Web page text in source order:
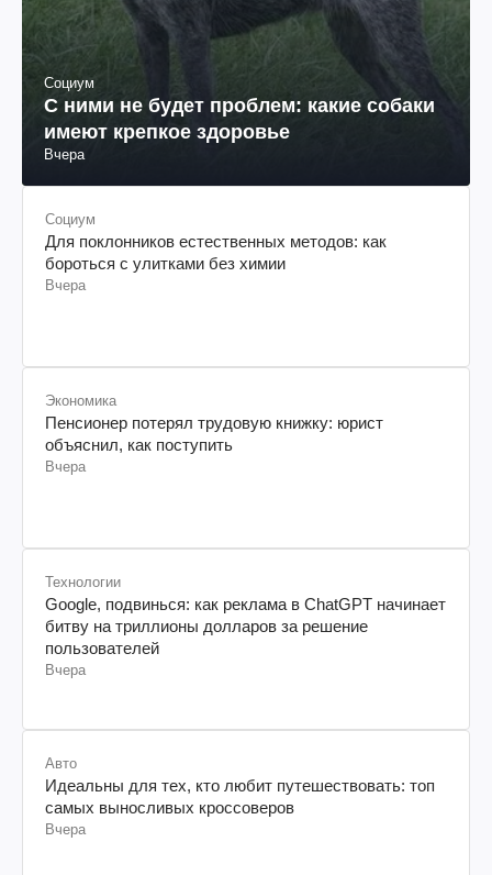
Социум
С ними не будет проблем: какие собаки
имеют крепкое здоровье
Вчера
Социум
Для поклонников естественных методов: как
бороться с улитками без химии
Вчера
Экономика
Пенсионер потерял трудовую книжку: юрист
объяснил, как поступить
Вчера
Технологии
Google, подвинься: как реклама в ChatGPT начинает
битву на триллионы долларов за решение
пользователей
Вчера
Авто
Идеальны для тех, кто любит путешествовать: топ
самых выносливых кроссоверов
Вчера